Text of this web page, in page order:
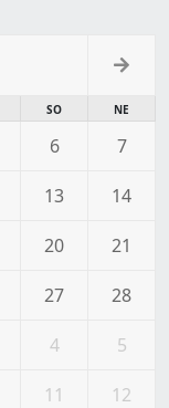
SO NE
6 7
13 14
20 21
27 28
4 5
11 12